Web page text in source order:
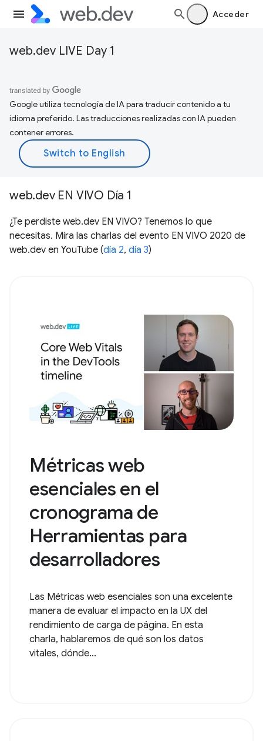
Acceder
web.dev LIVE Day 1
Google utiliza tecnología de IA para traducir contenido a tu
idioma preferido. Las traducciones realizadas con IA pueden
contener errores.
web.dev EN VIVO Día 1
¿Te perdiste web.dev EN VIVO? Tenemos lo que
necesitas. Mira las charlas del evento EN VIVO 2020 de
web.dev en YouTube (día 2, día 3)
Métricas web
esenciales en el
cronograma de
Herramientas para
desarrolladores
Las Métricas web esenciales son una excelente
manera de evaluar el impacto en la UX del
rendimiento de carga de página. En esta
charla, hablaremos de qué son los datos
vitales, dónde...